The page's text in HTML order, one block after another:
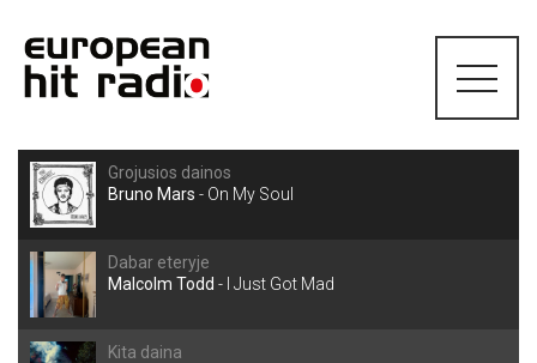
Grojusios dainos
Bruno Mars - On My Soul
Dabar eteryje
Malcolm Todd - I Just Got Mad
Kita daina